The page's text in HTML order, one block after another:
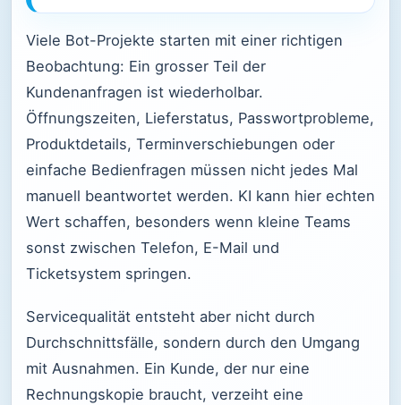
Viele Bot-Projekte starten mit einer richtigen
Beobachtung: Ein grosser Teil der
Kundenanfragen ist wiederholbar.
Öffnungszeiten, Lieferstatus, Passwortprobleme,
Produktdetails, Terminverschiebungen oder
einfache Bedienfragen müssen nicht jedes Mal
manuell beantwortet werden. KI kann hier echten
Wert schaffen, besonders wenn kleine Teams
sonst zwischen Telefon, E-Mail und
Ticketsystem springen.
Servicequalität entsteht aber nicht durch
Durchschnittsfälle, sondern durch den Umgang
mit Ausnahmen. Ein Kunde, der nur eine
Rechnungskopie braucht, verzeiht eine